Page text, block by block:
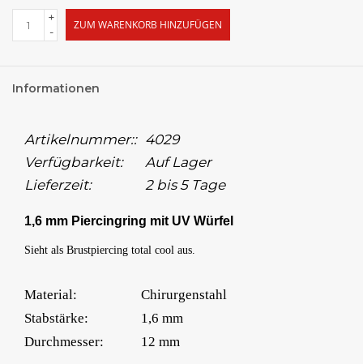
+
-
ZUM WARENKORB HINZUFÜGEN
Informationen
Artikelnummer:: 4029
Verfügbarkeit:
Auf Lager
Lieferzeit:
2 bis 5 Tage
1,6 mm Piercingring mit UV Würfel
Sieht als Brustpiercing total cool aus.
Material:
Chirurgenstahl
Stabstärke:
1,6 mm
Durchmesser:
12 mm